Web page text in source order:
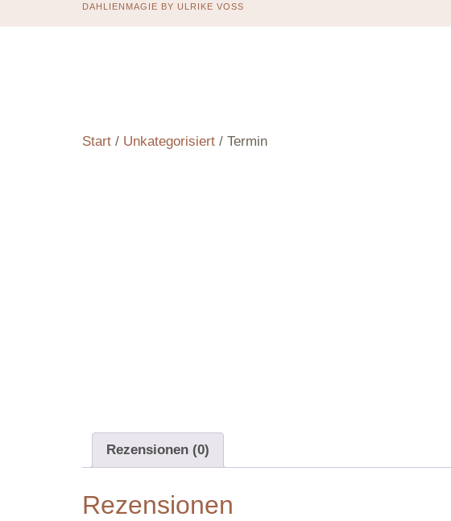
DAHLIENMAGIE BY ULRIKE VOSS
Start / Unkategorisiert / Termin
Rezensionen (0)
Rezensionen